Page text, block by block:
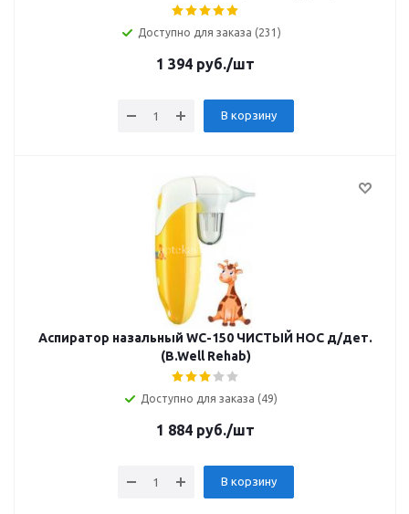
Доступно для заказа (231)
1 394 руб./шт
В корзину
Аспиратор назальный WC-150 ЧИСТЫЙ НОС д/дет.
(B.Well Rehab)
Доступно для заказа (49)
1 884 руб./шт
В корзину